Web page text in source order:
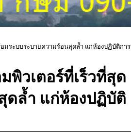
มระบบระบายความร้อนสุดล้ำ แก่ห้องปฏิบัติการ
พิวเตอร์ที่เร็วที่สุด
ดล้ำ แก่ห้องปฏิบัติ